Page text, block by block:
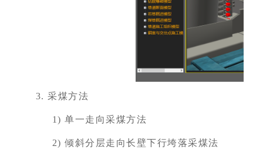
3.采煤方法
1)单一走向采煤方法
2)倾斜分层走向长壁下行垮落采煤法